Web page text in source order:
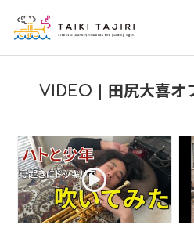
桃尻大
暁
VIDEO | 田尻大喜オ